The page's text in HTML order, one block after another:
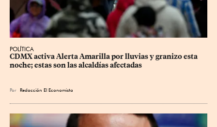
POLÍTICA
CDMX activa Alerta Amarilla por lluvias y granizo esta
noche; estas son las alcaldías afectadas
Por Redacción El Economista